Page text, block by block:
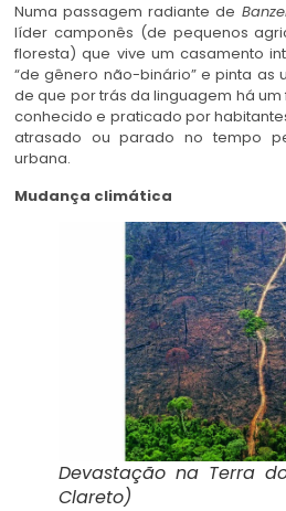
Numa passagem radiante de
líder camponês (de pequenos
floresta) que vive um casamento
“de gênero não-binário” e pinta as
de que por trás da linguagem há
conhecido e praticado por
atrasado ou parado no tempo
urbana.
Mudança climática
Devastação na Terra
Clareto)